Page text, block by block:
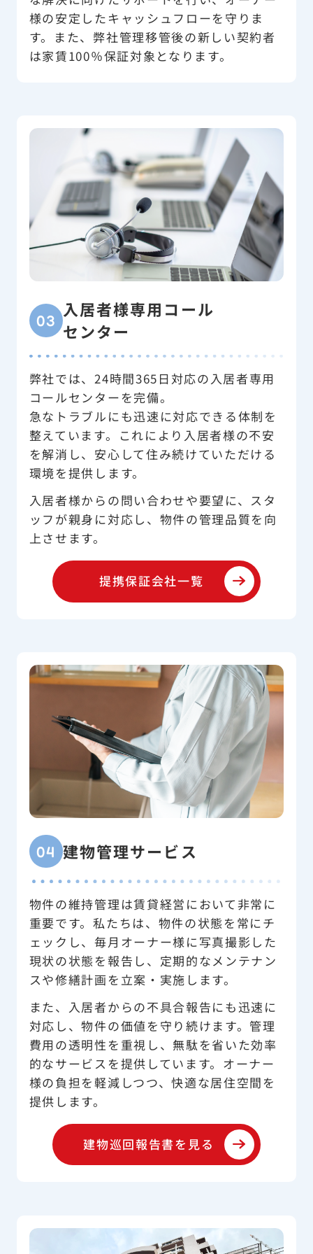
様の安定したキャッシュフローを守りま
す。また、弊社管理移管後の新しい契約者
は家賃100％保証対象となります。
03
入居者様専用コール
センター
弊社では、24時間365日対応の入居者専用
コールセンターを完備。
急なトラブルにも迅速に対応できる体制を
整えています。これにより入居者様の不安
を解消し、安心して住み続けていただける
環境を提供します。
入居者様からの問い合わせや要望に、スタ
ッフが親身に対応し、物件の管理品質を向
上させます。
提携保証会社一覧
04 建物管理サービス
物件の維持管理は賃貸経営において非常に
重要です。私たちは、物件の状態を常にチ
ェックし、毎月オーナー様に写真撮影した
現状の状態を報告し、定期的なメンテナン
スや修繕計画を立案・実施します。
また、入居者からの不具合報告にも迅速に
対応し、物件の価値を守り続けます。管理
費用の透明性を重視し、無駄を省いた効率
的なサービスを提供しています。オーナー
様の負担を軽減しつつ、快適な居住空間を
提供します。
建物巡回報告書を見る